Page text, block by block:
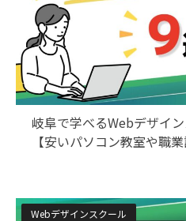
岐阜で学べるWebデザイ
【安いパソコン教室や職業
Webデザインスクール